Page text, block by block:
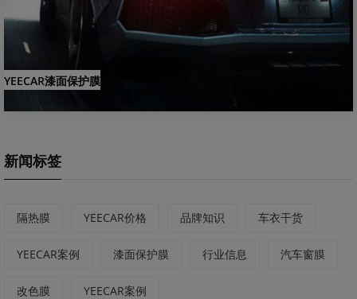
YEECAR漆面保护膜
新闻标签
隔热膜 YEECAR价格 品牌知识 车衣干货
YEECAR案例 漆面保护膜 行业信息 汽车窗膜
改色膜 YEECAR案例